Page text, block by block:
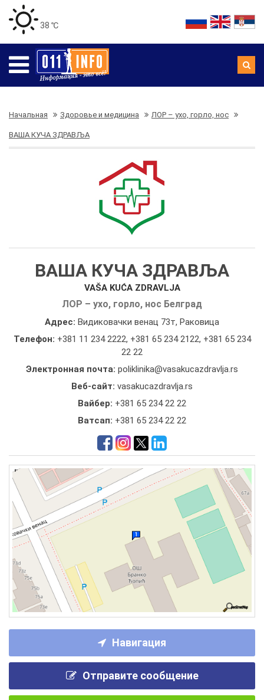
38 ℃
Начальная Здоровье и медицина ЛОР – ухо, горло, нос
ВАША КУЧА ЗДРАВЉА
ВАША КУЧА ЗДРАВЉА
VAŠA KUĆA ZDRAVLJA
ЛОР – ухо, горло, нос Белград
Адрес: Видиковачки венац 73т, Раковица
Телефон: +381 11 234 2222, +381 65 234 2122, +381 65 234
22 22
Электронная почта: poliklinika@vasakucazdravlja.rs
Веб-сайт: vasakucazdravlja.rs
Вайбер: +381 65 234 22 22
Ватсап: +381 65 234 22 22
Навигация
Отправите сообщение